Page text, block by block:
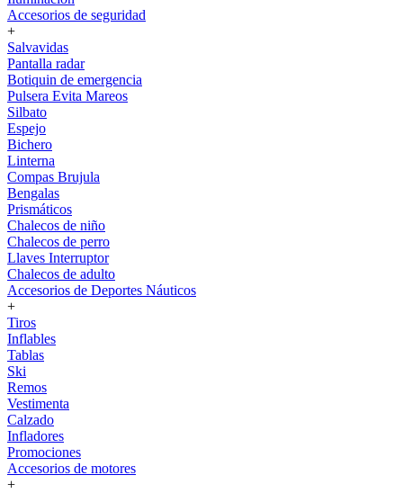
Accesorios de seguridad
+
Salvavidas
Pantalla radar
Botiquin de emergencia
Pulsera Evita Mareos
Silbato
Espejo
Bichero
Linterna
Compas Brujula
Bengalas
Prismáticos
Chalecos de niño
Chalecos de perro
Llaves Interruptor
Chalecos de adulto
Accesorios de Deportes Náuticos
+
Tiros
Inflables
Tablas
Ski
Remos
Vestimenta
Calzado
Infladores
Promociones
Accesorios de motores
+